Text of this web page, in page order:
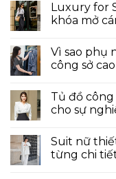
Luxury for
khóa mở
Vì sao phụ
công sở
Tủ đồ
cho sự
Suit nữ
từng chi